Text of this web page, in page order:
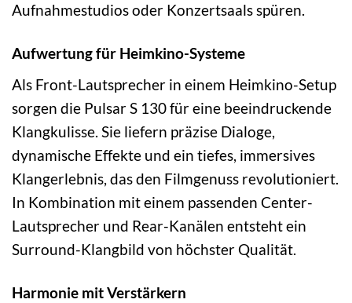
Aufnahmestudios oder Konzertsaals spüren.
Aufwertung für Heimkino-Systeme
Als Front-Lautsprecher in einem Heimkino-Setup
sorgen die Pulsar S 130 für eine beeindruckende
Klangkulisse. Sie liefern präzise Dialoge,
dynamische Effekte und ein tiefes, immersives
Klangerlebnis, das den Filmgenuss revolutioniert.
In Kombination mit einem passenden Center-
Lautsprecher und Rear-Kanälen entsteht ein
Surround-Klangbild von höchster Qualität.
Harmonie mit Verstärkern